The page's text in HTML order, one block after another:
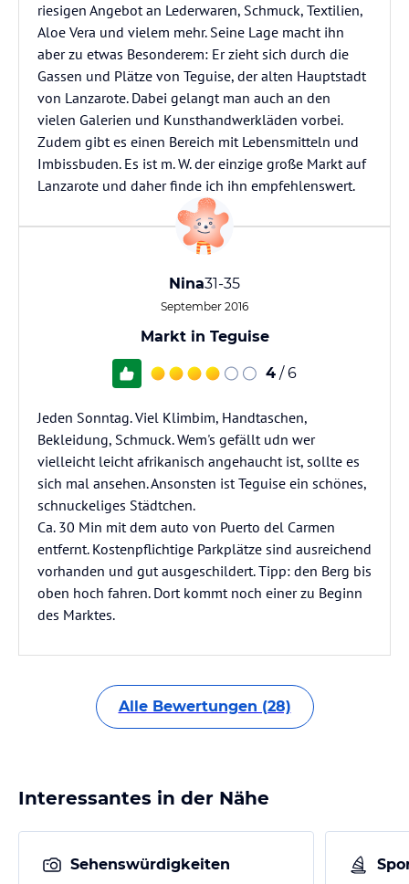
riesigen Angebot an Lederwaren, Schmuck, Textilien,
Aloe Vera und vielem mehr. Seine Lage macht ihn
aber zu etwas Besonderem: Er zieht sich durch die
Gassen und Plätze von Teguise, der alten Hauptstadt
von Lanzarote. Dabei gelangt man auch an den
vielen Galerien und Kunsthandwerkläden vorbei.
Zudem gibt es einen Bereich mit Lebensmitteln und
Imbissbuden. Es ist m. W. der einzige große Markt auf
Lanzarote und daher finde ich ihn empfehlenswert.
Nina31-35
September 2016
Markt in Teguise
4 / 6
Jeden Sonntag. Viel Klimbim, Handtaschen,
Bekleidung, Schmuck. Wem's gefällt udn wer
vielleicht leicht afrikanisch angehaucht ist, sollte es
sich mal ansehen. Ansonsten ist Teguise ein schönes,
schnuckeliges Städtchen.
Ca. 30 Min mit dem auto von Puerto del Carmen
entfernt. Kostenpflichtige Parkplätze sind ausreichend
vorhanden und gut ausgeschildert. Tipp: den Berg bis
oben hoch fahren. Dort kommt noch einer zu Beginn
des Marktes.
Alle Bewertungen (28)
Interessantes in der Nähe
Sehenswürdigkeiten